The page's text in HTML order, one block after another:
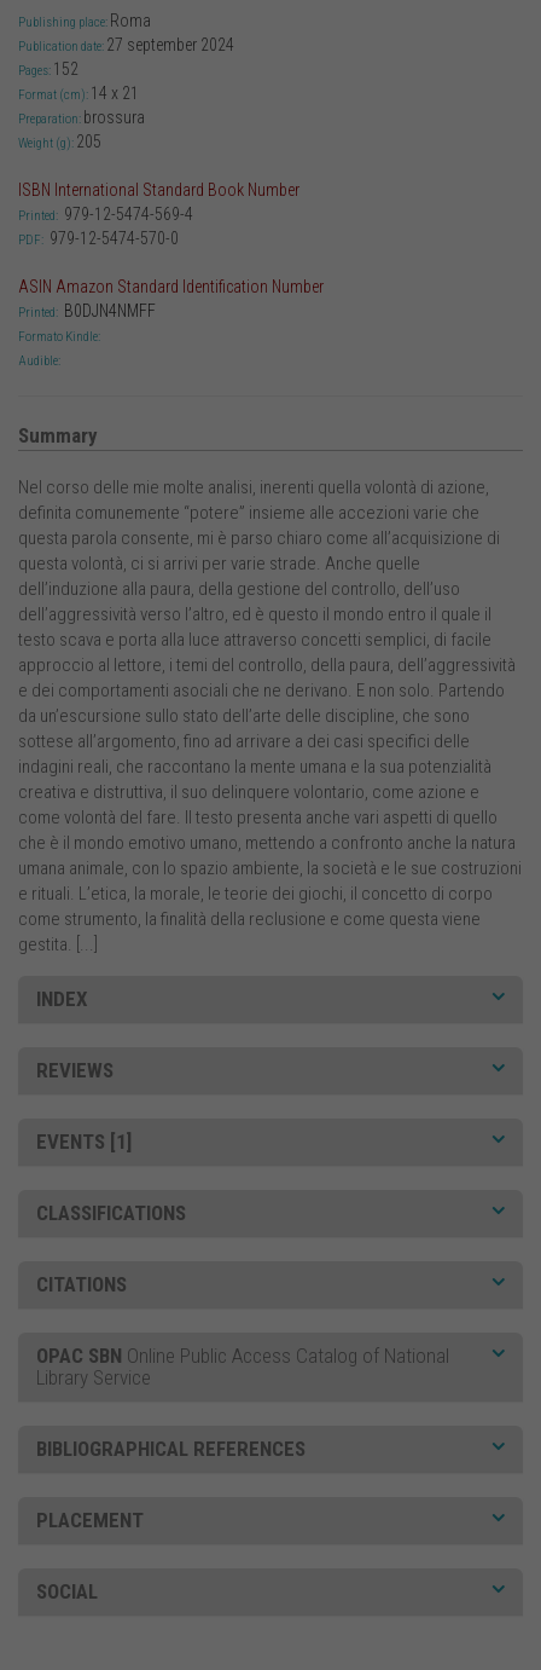
Publishing place: Roma
Publication date: 27 september 2024
Pages: 152
Format (cm): 14 x 21
Preparation: brossura
Weight (g): 205
ISBN International Standard Book Number
Printed: 979-12-5474-569-4
PDF: 979-12-5474-570-0
ASIN Amazon Standard Identification Number
Printed: B0DJN4NMFF
Formato Kindle:
Audible:
Summary
Nel corso delle mie molte analisi, inerenti quella volontà di azione,
definita comunemente “potere” insieme alle accezioni varie che
questa parola consente, mi è parso chiaro come all’acquisizione di
questa volontà, ci si arrivi per varie strade. Anche quelle
dell’induzione alla paura, della gestione del controllo, dell’uso
dell’aggressività verso l’altro, ed è questo il mondo entro il quale il
testo scava e porta alla luce attraverso concetti semplici, di facile
approccio al lettore, i temi del controllo, della paura, dell’aggressività
e dei comportamenti asociali che ne derivano. E non solo. Partendo
da un’escursione sullo stato dell’arte delle discipline, che sono
sottese all’argomento, fino ad arrivare a dei casi specifici delle
indagini reali, che raccontano la mente umana e la sua potenzialità
creativa e distruttiva, il suo delinquere volontario, come azione e
come volontà del fare. Il testo presenta anche vari aspetti di quello
che è il mondo emotivo umano, mettendo a confronto anche la natura
umana animale, con lo spazio ambiente, la società e le sue costruzioni
e rituali. L’etica, la morale, le teorie dei giochi, il concetto di corpo
come strumento, la finalità della reclusione e come questa viene
gestita. [...]
INDEX
REVIEWS
EVENTS [1]
CLASSIFICATIONS
CITATIONS
OPAC SBN Online Public Access Catalog of National
Library Service
BIBLIOGRAPHICAL REFERENCES
PLACEMENT
SOCIAL